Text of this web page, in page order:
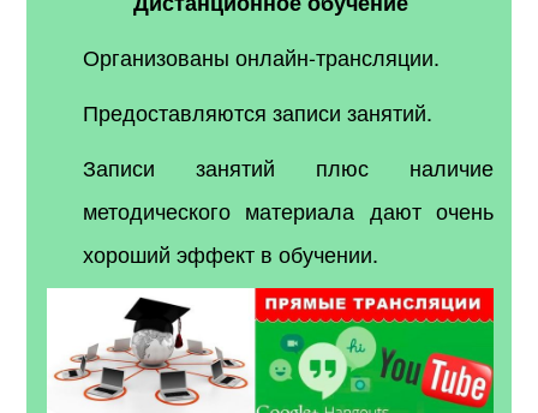
Организованы онлайн-трансляции.
Предоставляются записи занятий.
Записи занятий плюс наличие
методического материала дают очень
хороший эффект в обучении.